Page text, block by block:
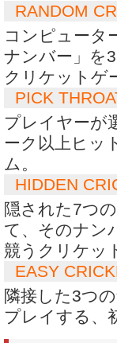
RANDOM
コンピュータ
ナンバー」を
クリケットゲ
PICK
プレイヤーが
ーク以上ヒッ
ム。
HIDDEN
隠された7つ
て、そのナン
競うクリケッ
EASY
隣接した3つ
プレイする、